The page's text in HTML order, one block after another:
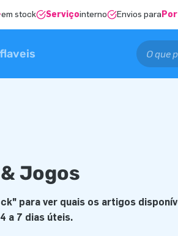
em stock Serviçointerno Envios para
Jogos
para ver quais os artigos
a 7 dias úteis.